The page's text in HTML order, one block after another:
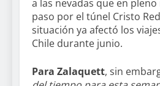
a las nevadas que en
paso por el túnel Cristo
situación ya afectó los
Chile durante junio.
Para Zalaquett, sin